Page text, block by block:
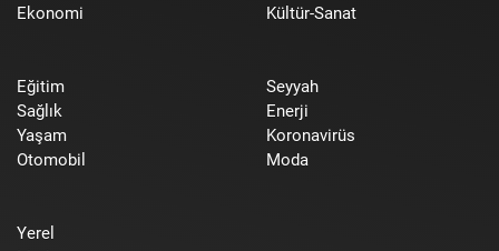
Ekonomi
Kültür-Sanat
Eğitim
Sağlık
Yaşam
Otomobil
Seyyah
Enerji
Koronavirüs
Moda
Yerel